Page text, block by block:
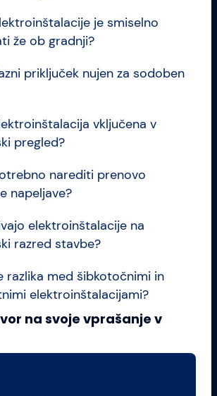
je smiselno
že ob gradnji?
priključek nujen za sodoben
vključena v
pregled?
narediti prenovo
napeljave?
elektroinštalacije na
razred stavbe?
razlika med šibkotočnimi in
elektroinštalacijami?
na svoje vprašanje v